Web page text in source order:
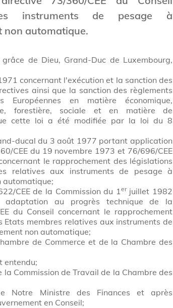
instruments de pesage à
non automatique.
de Dieu, Grand-Duc de Luxembourg,
concernant l'exécution et la sanction des
ainsi que la sanction des règlements
Européennes en matière économique,
forestière, sociale et en matière de
cette loi a été modifiée par la loi du 8
ducal du 3 août 1977 portant application
CEE du 19 novembre 1973 et 76/696/CEE
le rapprochement des législations
relatives aux instruments de pesage à
automatique;
CEE de la Commission du 1 erjuillet 1982
adaptation au progrès technique de la
du Conseil concernant le rapprochement
Etats membres relatives aux instruments de
non automatique;
de Commerce et de la Chambre des
entendu;
la Commission de Travail de la Chambre des
Notre Ministre des Finances et après
en Conseil;